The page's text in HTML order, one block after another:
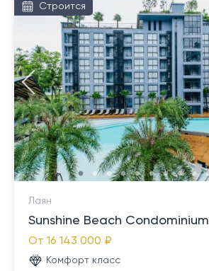
Строится
Лаян
Sunshine Beach Condominium
От 16 143 000 ₽
Комфорт класс